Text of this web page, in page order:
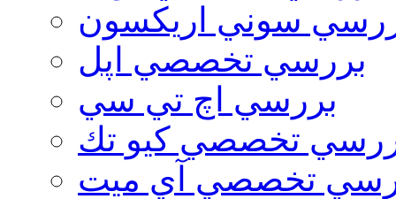
سوني اريكسون
بررسي تخصصي اپل
بررسي اچ تي سي
تخصصي كيو تك
تخصصي آي ميت